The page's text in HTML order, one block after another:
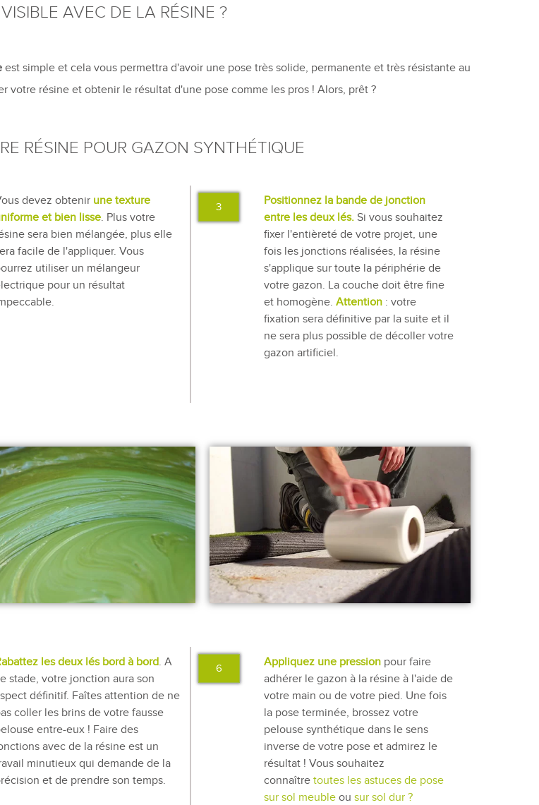
AVEC DE LA RÉSINE ?
est simple et cela vous permettra d'avoir une pose très solide, permanente et très résistante au
résine et obtenir le résultat d'une pose comme les pros ! Alors, prêt ?
RÉSINE POUR GAZON SYNTHÉTIQUE
devez obtenir une texture
et bien lisse. Plus votre
sera bien mélangée, plus elle
facile de l'appliquer. Vous
utiliser un mélangeur
pour un résultat
3
Positionnez la bande de jonction
entre les deux lés. Si vous souhaitez
fixer l'entièreté de votre projet, une
fois les jonctions réalisées, la résine
s'applique sur toute la périphérie de
votre gazon. La couche doit être fine
et homogène. Attention : votre
fixation sera définitive par la suite et il
ne sera plus possible de décoller votre
gazon artificiel.
les deux lés bord à bord. A
stade, votre jonction aura son
définitif. Faîtes attention de ne
coller les brins de votre fausse
entre-eux ! Faire des
avec de la résine est un
minutieux qui demande de la
et de prendre son temps.
6 Appliquez une pression pour faire
adhérer le gazon à la résine à l'aide de
votre main ou de votre pied. Une fois
la pose terminée, brossez votre
pelouse synthétique dans le sens
inverse de votre pose et admirez le
résultat ! Vous souhaitez
connaîtretoutes les astuces de pose
sur sol meuble ousur sol dur ?